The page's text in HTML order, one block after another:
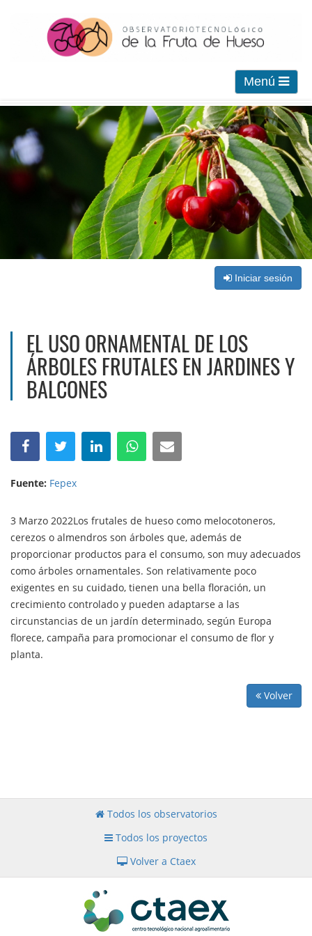
Menú
Iniciar sesión
EL USO ORNAMENTAL DE LOS
ÁRBOLES FRUTALES EN JARDINES Y
BALCONES
Fuente: Fepex
3 Marzo 2022Los frutales de hueso como melocotoneros,
cerezos o almendros son árboles que, además de
proporcionar productos para el consumo, son muy adecuados
como árboles ornamentales. Son relativamente poco
exigentes en su cuidado, tienen una bella floración, un
crecimiento controlado y pueden adaptarse a las
circunstancias de un jardín determinado, según Europa
florece, campaña para promocionar el consumo de flor y
planta.
Volver
Todos los observatorios
Todos los proyectos
Volver a Ctaex